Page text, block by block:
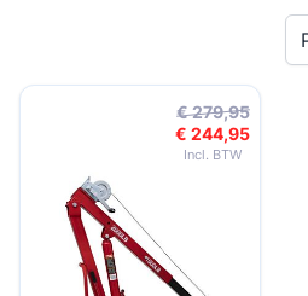
€ 279,95
Speciale prijs
€ 244,95